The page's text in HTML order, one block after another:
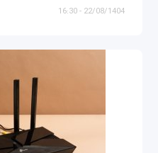
22/08/1404 - 16:30